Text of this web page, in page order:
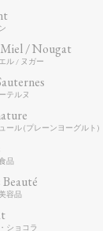
/ Nougat